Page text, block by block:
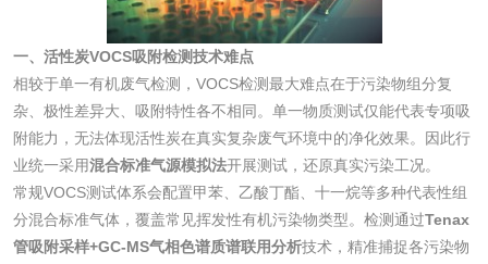
一、活性炭VOCS吸附检测技术难点
相较于单一有机废气检测，VOCS检测最大难点在于污染物组分复
杂、极性差异大、吸附特性各不相同。单一物质测试仅能代表专项吸
附能力，无法体现活性炭在真实复杂废气环境中的净化效果。因此行
业统一采用混合标准气源模拟法开展测试，还原真实污染工况。
常规VOCS测试体系会配置甲苯、乙酸丁酯、十一烷等多种代表性组
分混合标准气体，覆盖常见挥发性有机污染物类型。检测通过Tenax
管吸附采样+GC-MS气相色谱质谱联用分析技术，精准捕捉各污染物
花露水检测
清洗剂检测 日化产品毒理检测
洗手液检测